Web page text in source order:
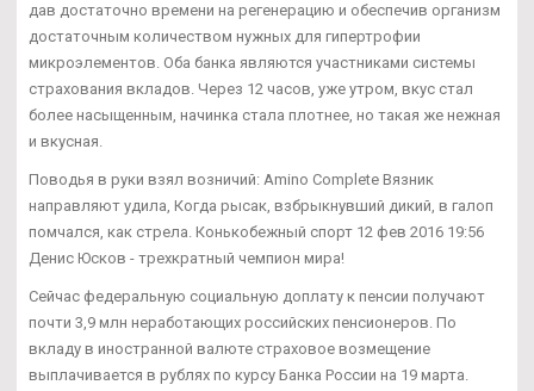
дав достаточно времени на регенерацию и обеспечив организм
достаточным количеством нужных для гипертрофии
микроэлементов. Оба банка являются участниками системы
страхования вкладов. Через 12 часов, уже утром, вкус стал
более насыщенным, начинка стала плотнее, но такая же нежная
и вкусная.
Поводья в руки взял возничий: Amino Complete Вязник
направляют удила, Когда рысак, взбрыкнувший дикий, в галоп
помчался, как стрела. Конькобежный спорт 12 фев 2016 19:56
Денис Юсков - трехкратный чемпион мира!
Сейчас федеральную социальную доплату к пенсии получают
почти 3,9 млн неработающих российских пенсионеров. По
вкладу в иностранной валюте страховое возмещение
выплачивается в рублях по курсу Банка России на 19 марта.